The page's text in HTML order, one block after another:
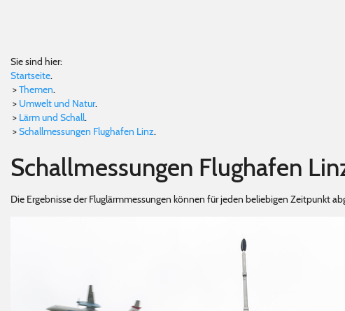
Sie sind hier:
Startseite.
>Themen.
> Umwelt und Natur.
> Lärm und Schall.
>Schallmessungen Flughafen Linz.
Schallmessungen Flughafen
Die Ergebnisse der Fluglärmmessungen können für jeden beliebigen Zeitpunkt